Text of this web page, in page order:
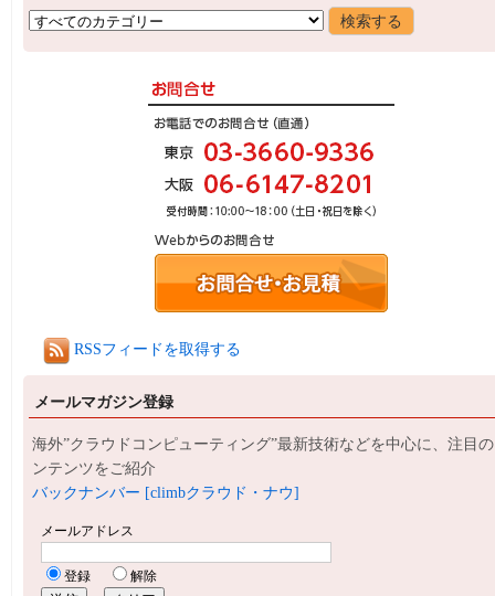
RSSフィードを取得する
メールマガジン登録
海外”クラウドコンピューティング”最新技術などを中心に、注目
ンテンツをご紹介
バックナンバー [climbクラウド・ナウ]